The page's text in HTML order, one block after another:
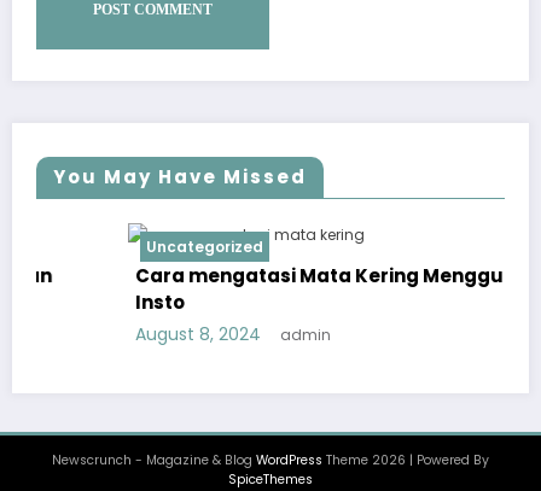
You May Have Missed
Uncategorized
Cara mengatasi Mata Kering Menggunakan
August 8, 2024 admin
Newscrunch - Magazine & Blog WordPress Theme 2026 | Powered By
SpiceThemes